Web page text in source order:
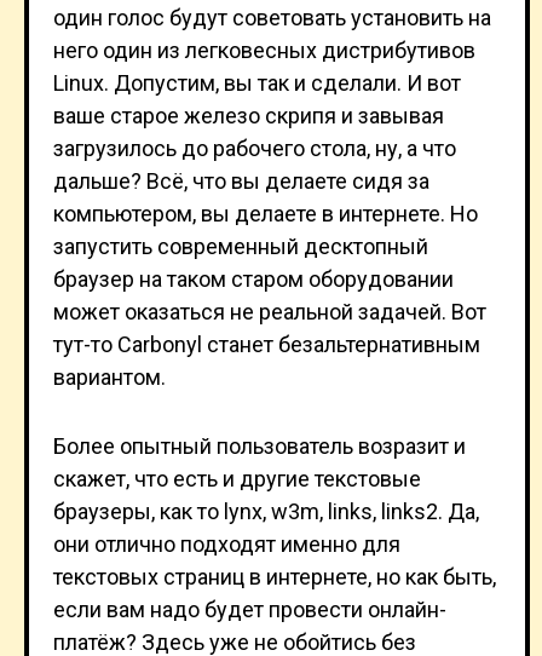
один голос будут советовать установить на
него один из легковесных дистрибутивов
Linux. Допустим, вы так и сделали. И вот
ваше старое железо скрипя и завывая
загрузилось до рабочего стола, ну, а что
дальше? Всё, что вы делаете сидя за
компьютером, вы делаете в интернете. Но
запустить современный десктопный
браузер на таком старом оборудовании
может оказаться не реальной задачей. Вот
тут-то Carbonyl станет безальтернативным
вариантом.
Более опытный пользователь возразит и
скажет, что есть и другие текстовые
браузеры, как то lynx, w3m, links, links2. Да,
они отлично подходят именно для
текстовых страниц в интернете, но как быть,
если вам надо будет провести онлайн-
платёж? Здесь уже не обойтись без